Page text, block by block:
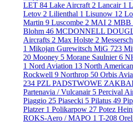
LET 84 Lake Aircraft 2 Lancair 1
Letov 2 Lilienthal 1 Lisunow 12
Martin 9 Luscombe 2 MAI 2 MBB
Blohm 46 MCDONNELL
Aircrafts 2 Max Holste 2
1 Mikojan Gurewitsch MiG 723
20 Mooney 5 Morane Saulnier6
1 Nord Aviation 13 North American
Rockwell 9 Northrop 50 Orbis Avia
234 PZL PADSTWOWE
Partenavia / Vulcanair 5 Percival
Piaggio 25 Piasecki 5 Pilatus 49
Platzer 1 Polikarpow 27 Potez
ROKS-Aero / MAPO 1 T-208 Orel